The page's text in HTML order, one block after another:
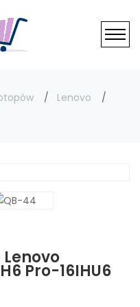
Lenovo
Lenovo
Pro-16IHU6